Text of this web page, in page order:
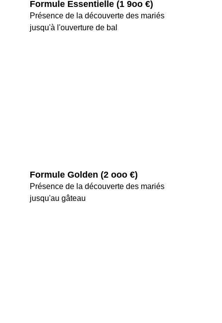
Formule Essentielle (1 9oo €)
Présence de la découverte des mariés
jusqu'à l'ouverture de bal
Formule Golden (2 ooo €)
Présence de la découverte des mariés
jusqu'au gâteau